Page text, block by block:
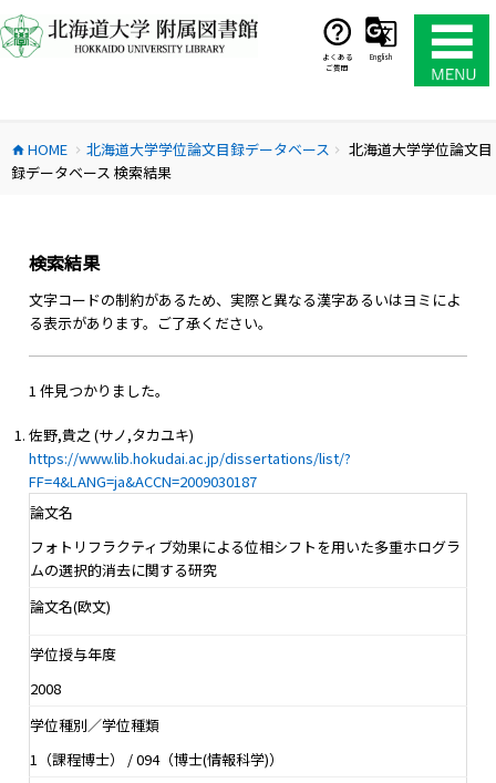
ン
テ
ス
キ
よくある
ご質問
English
home HOME chevron_right 北海道大学学位論文目録データベース chevron_right
北海道大学学位論文目
録データベース 検索結果
検索結果
文字コードの制約があるため、実際と異なる漢字あるいはヨミによ
る表示があります。ご了承ください。
1 件見つかりました。
佐野,貴之 (サノ,タカユキ)
https://www.lib.hokudai.ac.jp/dissertations/list/?
FF=4&LANG=ja&ACCN=2009030187
論文名
フォトリフラクティブ効果による位相シフトを用いた多重ホログラ
ムの選択的消去に関する研究
論文名(欧文)
学位授与年度
2008
学位種別／学位種類
1（課程博士） / 094（博士(情報科学)）